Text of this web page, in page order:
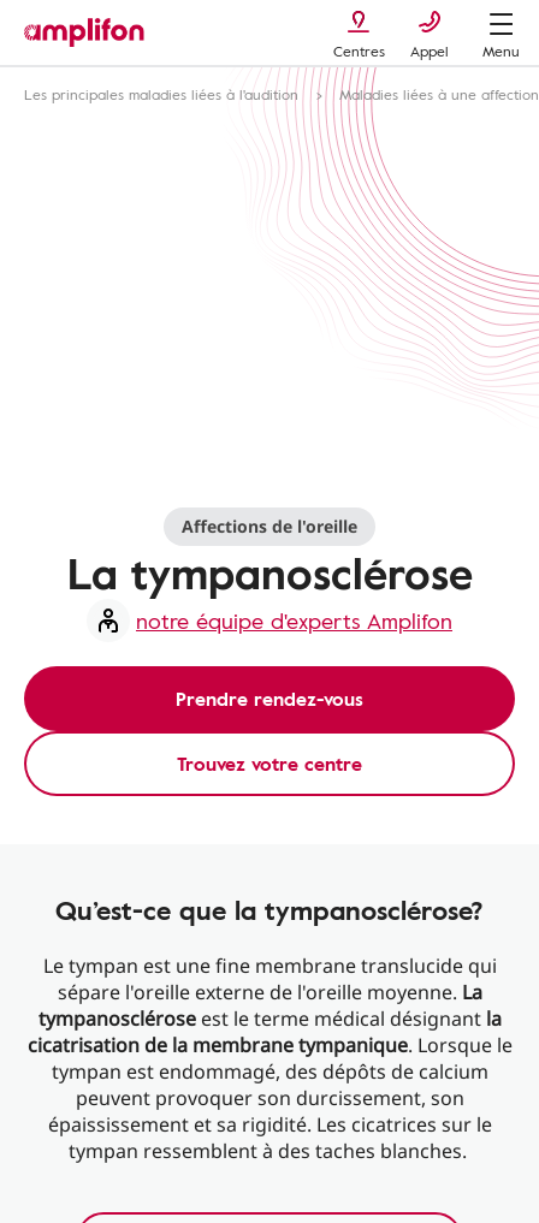
Centres Appel
Menu
Les principales maladies liées à l'audition
Maladies liées à une
Affections de l'oreille
La tympanosclérose
notre équipe d'experts Amplifon
Prendre rendez-vous
Trouvez votre centre
Qu’est-ce que la tympanosclérose?
Le tympan est une fine membrane translucide qui
sépare l'oreille externe de l'oreille moyenne. La
tympanoscléroseest le terme médical désignantla
cicatrisation de la membrane tympanique. Lorsque le
tympan est endommagé, des dépôts de calcium
peuvent provoquer son durcissement, son
épaississement et sa rigidité. Les cicatrices sur le
tympan ressemblent à des taches blanches.